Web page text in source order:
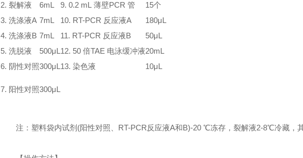
2. 裂解液
6mL 9. 0.2 mL 薄壁PCR 管
15个
3. 洗涤液A 7mL 10. RT-PCR 反应液A
180μL
4. 洗涤液B 7mL 11. RT-PCR 反应液B
50μL
5. 洗脱液
500μL 12. 50 倍TAE 电泳缓冲液20mL
6. 阴性对照300μL 13. 染色液 10μL
7. 阳性对照300μL
注：塑料袋内试剂(阳性对照、RT-PCR反应液A和B)-20 ℃冻存，裂解液2-8℃冷藏，其